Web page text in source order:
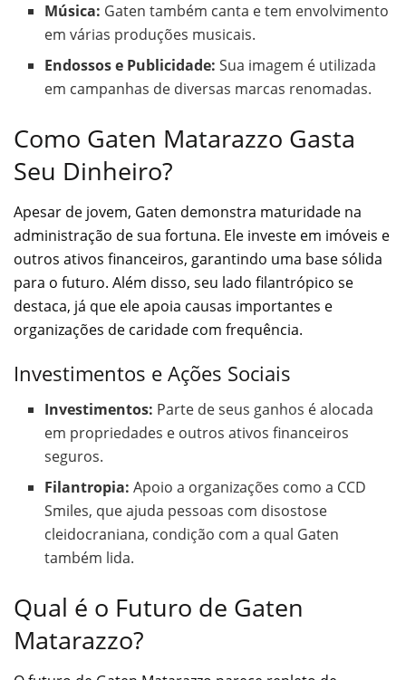
Música: Gaten também canta e tem envolvimento
em várias produções musicais.
Endossos e Publicidade: Sua imagem é utilizada
em campanhas de diversas marcas renomadas.
Como Gaten Matarazzo Gasta
Seu Dinheiro?
Apesar de jovem, Gaten demonstra maturidade na
administração de sua fortuna. Ele investe em imóveis e
outros ativos financeiros, garantindo uma base sólida
para o futuro. Além disso, seu lado filantrópico se
destaca, já que ele apoia causas importantes e
organizações de caridade com frequência.
Investimentos e Ações Sociais
Investimentos: Parte de seus ganhos é alocada
em propriedades e outros ativos financeiros
seguros.
Filantropia: Apoio a organizações como a CCD
Smiles, que ajuda pessoas com disostose
cleidocraniana, condição com a qual Gaten
também lida.
Qual é o Futuro de Gaten
Matarazzo?